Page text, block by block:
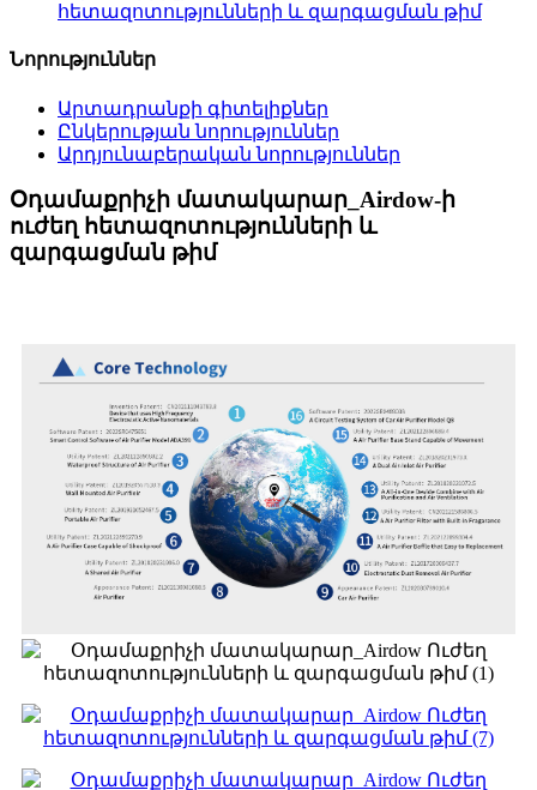
հետազոտությունների և զարգացման թիմ
Նորություններ
Արտադրանքի գիտելիքներ
Ընկերության նորություններ
Արդյունաբերական նորություններ
Օդամաքրիչի մատակարար_Airdow-ի
ուժեղ հետազոտությունների և
զարգացման թիմ